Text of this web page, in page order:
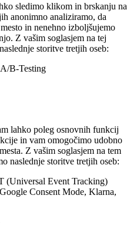
sledimo klikom in brskanju na
anonimno analiziramo, da
in nenehno izboljšujemo
Z vašim soglasjem na tej
storitve tretjih oseb:
B-Testing
lahko poleg osnovnih funkcij
in vam omogočimo udobno
Z vašim soglasjem na tem
naslednje storitve tretjih oseb:
(Universal Event Tracking)
Consent Mode, Klarna,